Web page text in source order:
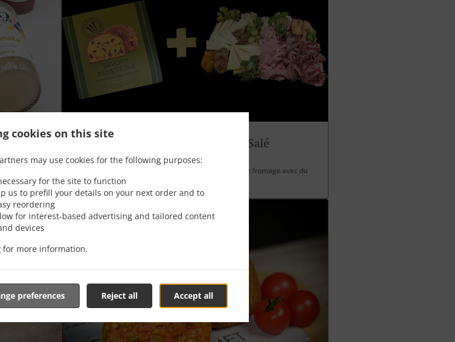
cookies on this site
may use cookies for the following purposes:
for the site to function
us to prefill your details on your next order and to
reordering
for interest-based advertising and tailored content
devices
for more information.
Accept all
Reject all
preferences
Plateau aperò Grand +Panettone Salé
Goûtez la meilleure combinaison de charcuterie et de fromage avec du
panettone salé à prix spécial